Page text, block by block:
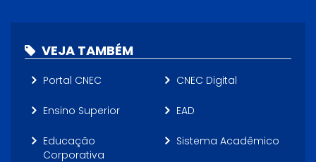
VEJA TAMBÉM
Portal CNEC CNEC Digital
Ensino Superior EAD
Educação
Corporativa
Sistema Acadêmico